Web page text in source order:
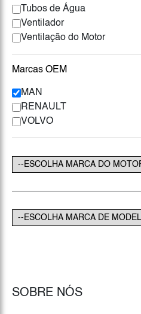
Tubos de Água
Ventilador
Ventilação do Motor
Marcas OEM
MAN
RENAULT
VOLVO
SOBRE NÓS